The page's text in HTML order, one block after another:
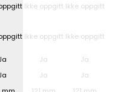
Ikke oppgitt Ikke oppgitt
Ikke oppgitt Ikke oppgitt
Ja
Ja
Ja
Ja